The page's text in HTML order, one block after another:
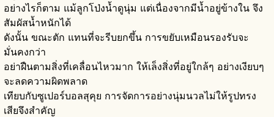
อย่างไรก็ตาม แม้ลูกโป่งน้ำดูนุ่ม แต่เนื่องจากมีน้ำอยู่ข้างใน จึง
สัมผัสน้ำหนักได้
ดังนั้น ขณะตัก แทนที่จะรีบยกขึ้น การขยับเหมือนรองรับจะ
มั่นคงกว่า
อย่าฝืนตามสิ่งที่เคลื่อนไหวมาก ให้เล็งสิ่งที่อยู่ใกล้ๆ อย่างเงียบๆ
จะลดความผิดพลาด
เทียบกับซูเปอร์บอลสุคุย การจัดการอย่างนุ่มนวลไม่ให้รูปทรง
เสียจึงสำคัญ